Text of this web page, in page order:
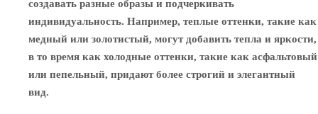
создавать разные образы и подчеркивать
индивидуальность. Например, теплые оттенки, такие как
медный или золотистый, могут добавить тепла и яркости,
в то время как холодные оттенки, такие как асфальтовый
или пепельный, придают более строгий и элегантный
вид.